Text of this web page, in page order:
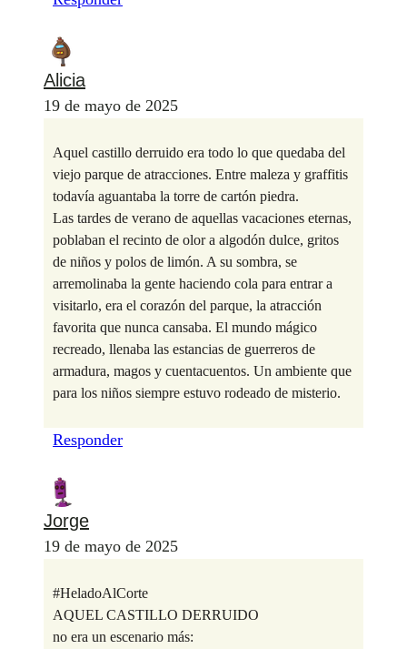
Alicia
19 de mayo de 2025
Aquel castillo derruido era todo lo que quedaba del
viejo parque de atracciones. Entre maleza y graffitis
todavía aguantaba la torre de cartón piedra.
Las tardes de verano de aquellas vacaciones eternas,
poblaban el recinto de olor a algodón dulce, gritos
de niños y polos de limón. A su sombra, se
arremolinaba la gente haciendo cola para entrar a
visitarlo, era el corazón del parque, la atracción
favorita que nunca cansaba. El mundo mágico
recreado, llenaba las estancias de guerreros de
armadura, magos y cuentacuentos. Un ambiente que
para los niños siempre estuvo rodeado de misterio.
Responder
Jorge
19 de mayo de 2025
#HeladoAlCorte
AQUEL CASTILLO DERRUIDO
no era un escenario más: